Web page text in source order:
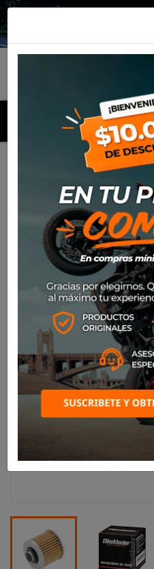
MENU
Productos
Filtro de
CRF 250/450 (2004-12)